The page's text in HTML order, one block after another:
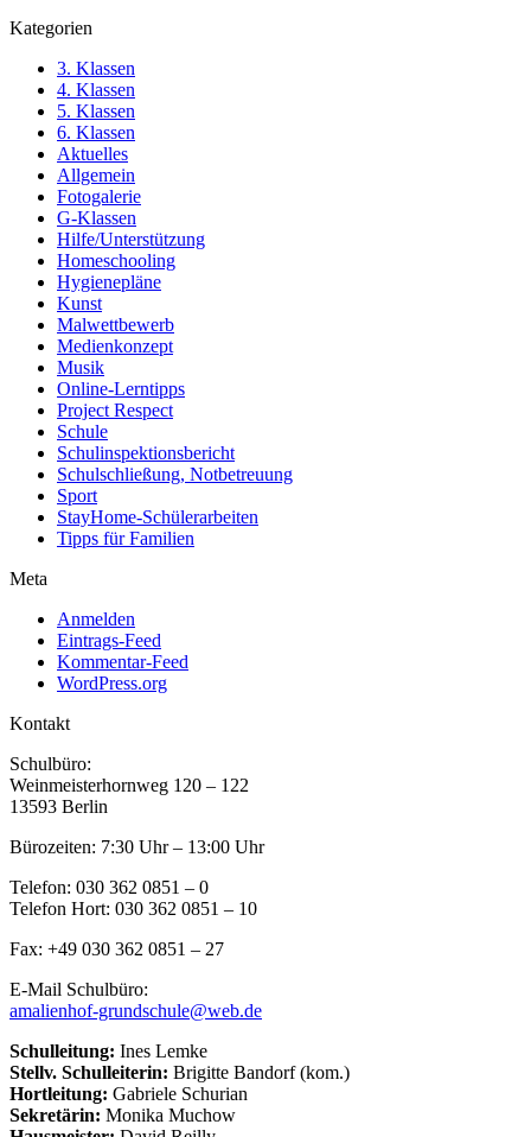
Kategorien
3. Klassen
4. Klassen
5. Klassen
6. Klassen
Aktuelles
Allgemein
Fotogalerie
G-Klassen
Hilfe/Unterstützung
Homeschooling
Hygienepläne
Kunst
Malwettbewerb
Medienkonzept
Musik
Online-Lerntipps
Project Respect
Schule
Schulinspektionsbericht
Schulschließung, Notbetreuung
Sport
StayHome-Schülerarbeiten
Tipps für Familien
Meta
Anmelden
Eintrags-Feed
Kommentar-Feed
WordPress.org
Kontakt
Schulbüro:
Weinmeisterhornweg 120 – 122
13593 Berlin
Bürozeiten: 7:30 Uhr – 13:00 Uhr
Telefon: 030 362 0851 – 0
Telefon Hort: 030 362 0851 – 10
Fax: +49 030 362 0851 – 27
E-Mail Schulbüro:
amalienhof-grundschule@web.de
Schulleitung: Ines Lemke
Stellv. Schulleiterin: Brigitte Bandorf (kom.)
Hortleitung: Gabriele Schurian
Sekretärin: Monika Muchow